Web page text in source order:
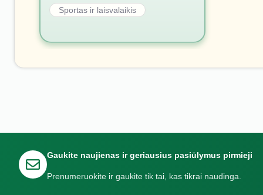
Sportas ir laisvalaikis
Gaukite naujienas ir geriausius pasiūlymus pirmieji
Prenumeruokite ir gaukite tik tai, kas tikrai naudinga.